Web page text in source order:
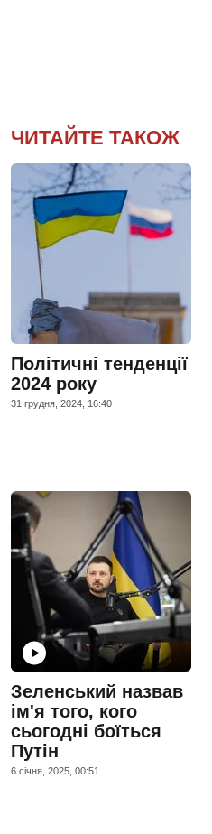
ЧИТАЙТЕ ТАКОЖ
Політичні тенденції
2024 року
31 грудня, 2024, 16:40
Зеленський назвав
ім'я того, кого
сьогодні боїться
Путін
6 сiчня, 2025, 00:51